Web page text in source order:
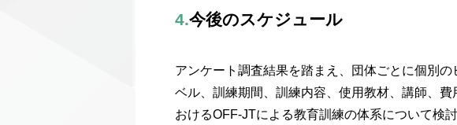
4.今後のスケジュール
アンケート調査結果を踏まえ、団体ごとに個別
ベル、訓練期間、訓練内容、使用教材、講師、
おけるOFF-JTによる教育訓練の体系について検